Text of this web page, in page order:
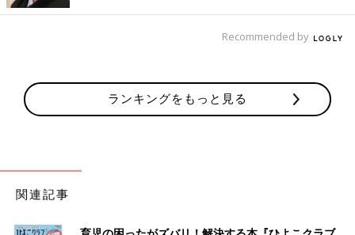
Recommended by
ランキングをもっと見る
関連記事